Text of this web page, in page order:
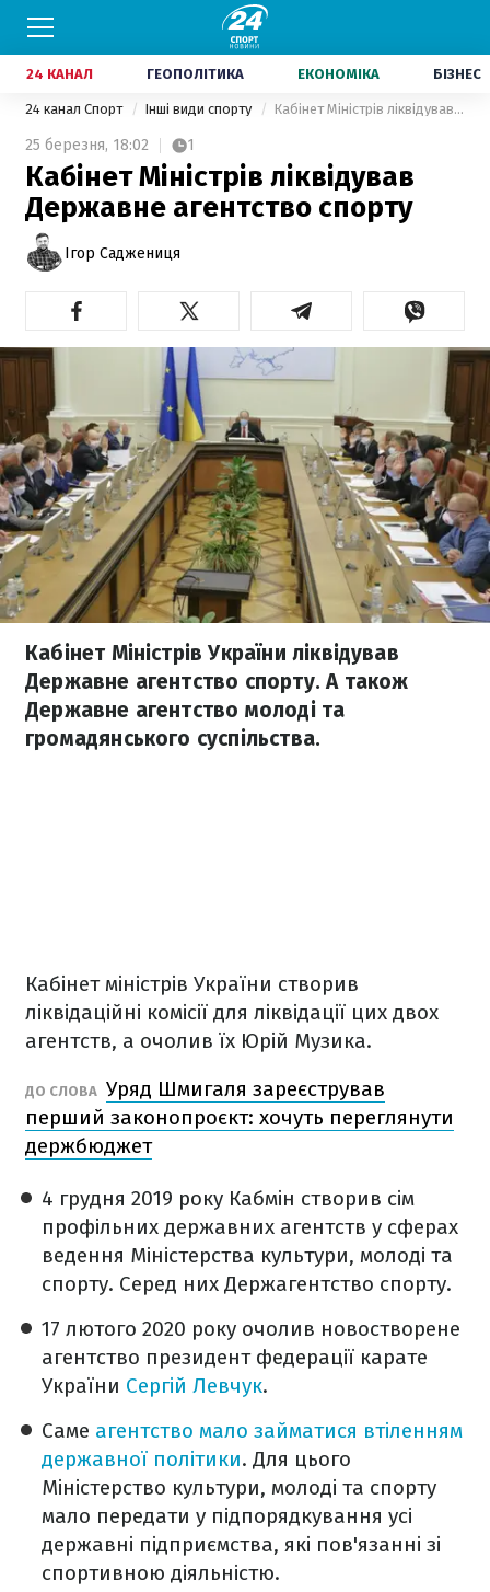
24 КАНАЛ ГЕОПОЛІТИКА ЕКОНОМІКА БІЗНЕС
24 канал Спорт Інші види спорту Кабінет Міністрів ліквідував Державне агентство спорту
25 березня, 18:02 1
Кабінет Міністрів ліквідував
Державне агентство спорту
Ігор Саджениця
Кабінет Міністрів України ліквідував
Державне агентство спорту. А також
Державне агентство молоді та
громадянського суспільства.
Кабінет міністрів України створив
ліквідаційні комісії для ліквідації цих двох
агентств, а очолив їх Юрій Музика.
ДО СЛОВА Уряд Шмигаля зареєстрував
перший законопроєкт: хочуть переглянути
держбюджет
4 грудня 2019 року Кабмін створив сім
профільних державних агентств у сферах
ведення Міністерства культури, молоді та
спорту. Серед них Держагентство спорту.
17 лютого 2020 року очолив новостворене
агентство президент федерації карате
України Сергій Левчук.
Саме агентство мало займатися втіленням
державної політики. Для цього
Міністерство культури, молоді та спорту
мало передати у підпорядкування усі
державні підприємства, які пов'язанні зі
спортивною діяльністю.